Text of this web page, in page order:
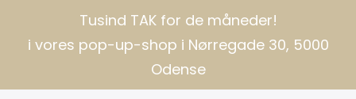
Tusind TAK for de måneder!
i vores pop-up-shop i Nørregade 30, 5000
Odense